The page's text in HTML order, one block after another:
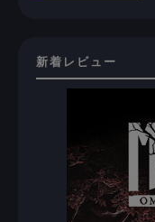
新着レビュー